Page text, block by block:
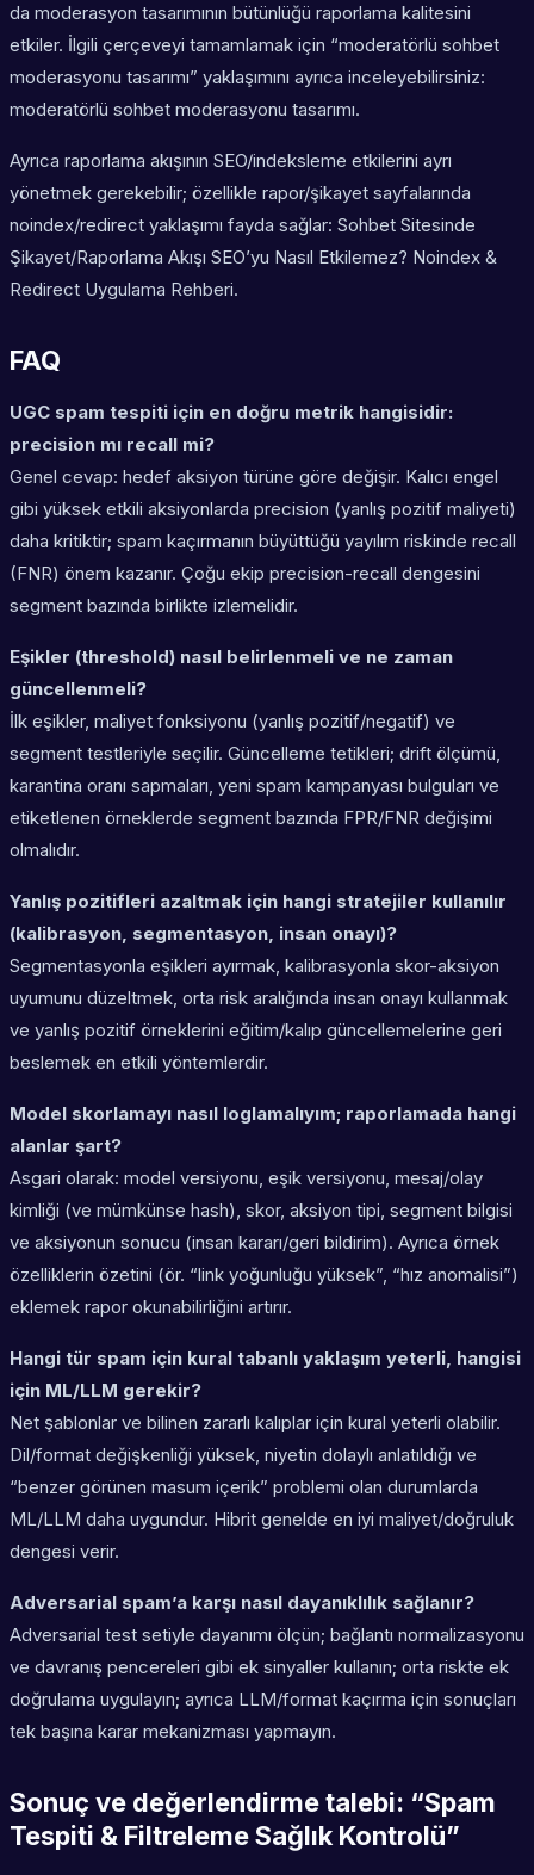
da moderasyon tasarımının bütünlüğü raporlama kalitesini
etkiler. İlgili çerçeveyi tamamlamak için “moderatörlü sohbet
moderasyonu tasarımı” yaklaşımını ayrıca inceleyebilirsiniz:
moderatörlü sohbet moderasyonu tasarımı.
Ayrıca raporlama akışının SEO/indeksleme etkilerini ayrı
yönetmek gerekebilir; özellikle rapor/şikayet sayfalarında
noindex/redirect yaklaşımı fayda sağlar: Sohbet Sitesinde
Şikayet/Raporlama Akışı SEO’yu Nasıl Etkilemez? Noindex &
Redirect Uygulama Rehberi.
FAQ
UGC spam tespiti için en doğru metrik hangisidir:
precision mı recall mi?
Genel cevap: hedef aksiyon türüne göre değişir. Kalıcı engel
gibi yüksek etkili aksiyonlarda precision (yanlış pozitif maliyeti)
daha kritiktir; spam kaçırmanın büyüttüğü yayılım riskinde recall
(FNR) önem kazanır. Çoğu ekip precision-recall dengesini
segment bazında birlikte izlemelidir.
Eşikler (threshold) nasıl belirlenmeli ve ne zaman
güncellenmeli?
İlk eşikler, maliyet fonksiyonu (yanlış pozitif/negatif) ve
segment testleriyle seçilir. Güncelleme tetikleri; drift ölçümü,
karantina oranı sapmaları, yeni spam kampanyası bulguları ve
etiketlenen örneklerde segment bazında FPR/FNR değişimi
olmalıdır.
Yanlış pozitifleri azaltmak için hangi stratejiler kullanılır
(kalibrasyon, segmentasyon, insan onayı)?
Segmentasyonla eşikleri ayırmak, kalibrasyonla skor-aksiyon
uyumunu düzeltmek, orta risk aralığında insan onayı kullanmak
ve yanlış pozitif örneklerini eğitim/kalıp güncellemelerine geri
beslemek en etkili yöntemlerdir.
Model skorlamayı nasıl loglamalıyım; raporlamada hangi
alanlar şart?
Asgari olarak: model versiyonu, eşik versiyonu, mesaj/olay
kimliği (ve mümkünse hash), skor, aksiyon tipi, segment bilgisi
ve aksiyonun sonucu (insan kararı/geri bildirim). Ayrıca örnek
özelliklerin özetini (ör. “link yoğunluğu yüksek”, “hız anomalisi”)
eklemek rapor okunabilirliğini artırır.
Hangi tür spam için kural tabanlı yaklaşım yeterli, hangisi
için ML/LLM gerekir?
Net şablonlar ve bilinen zararlı kalıplar için kural yeterli olabilir.
Dil/format değişkenliği yüksek, niyetin dolaylı anlatıldığı ve
“benzer görünen masum içerik” problemi olan durumlarda
ML/LLM daha uygundur. Hibrit genelde en iyi maliyet/doğruluk
dengesi verir.
Adversarial spam’a karşı nasıl dayanıklılık sağlanır?
Adversarial test setiyle dayanımı ölçün; bağlantı normalizasyonu
ve davranış pencereleri gibi ek sinyaller kullanın; orta riskte ek
doğrulama uygulayın; ayrıca LLM/format kaçırma için sonuçları
tek başına karar mekanizması yapmayın.
Sonuç ve değerlendirme talebi: “Spam
Tespiti & Filtreleme Sağlık Kontrolü”